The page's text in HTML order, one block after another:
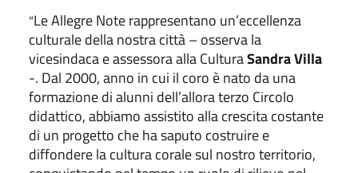
“Le Allegre Note rappresentano un’eccellenza
culturale della nostra città – osserva la
vicesindaca e assessora alla CulturaSandra Villa
-. Dal 2000, anno in cui il coro è nato da una
formazione di alunni dell’allora terzo Circolo
didattico, abbiamo assistito alla crescita costante
di un progetto che ha saputo costruire e
diffondere la cultura corale sul nostro territorio,